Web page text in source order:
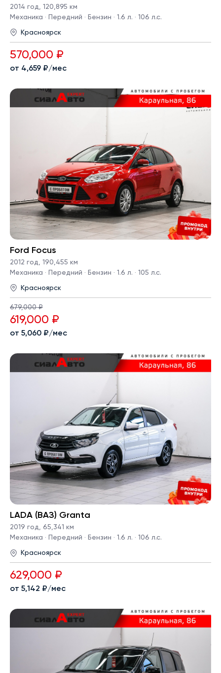
2014 год
120,895 км
Механика · Передний · Бензин · 1.6 л. · 106 л.с.
Красноярск
570,000 ₽
от 4,659 ₽/мес
Ford Focus
2012 год, 190,455 км
Механика · Передний · Бензин · 1.6 л. · 105 л.с.
Красноярск
679,000 ₽
619,000 ₽
от 5,060 ₽/мес
LADA (ВАЗ) Granta
2019 год, 65,341 км
Механика · Передний · Бензин · 1.6 л. · 106 л.с.
Красноярск
629,000 ₽
от 5,142 ₽/мес